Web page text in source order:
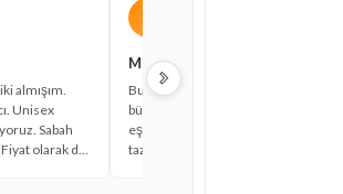
almışım.
Unisex
Sabah
olarak da
Mükemmel bir seçim
Bu parfüm resmen bir sanat eseri,
büyüleyici. Unisex olması
eşim kullanıyoruz, ikimiz de çok
tazeliğini koruyor, tereddüt